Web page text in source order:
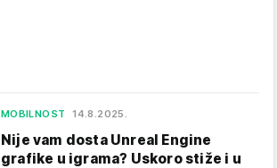
MOBILNOST 14.8.2025.
Nije vam dosta Unreal Engine
grafike u igrama? Uskoro stiže i u